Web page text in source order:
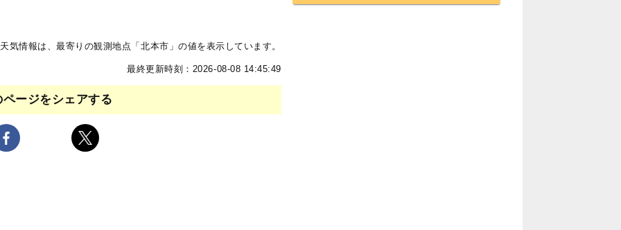
気情報は、最寄りの観測地点「北本市」の値を表示しています。
最終更新時刻：2026-08-08 14:45:49
ページをシェアする